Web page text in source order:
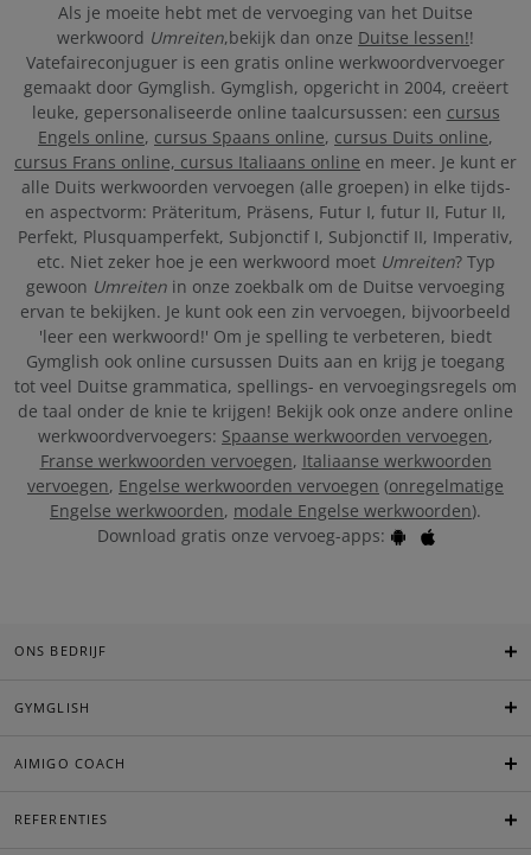
Als je moeite hebt met de vervoeging van het Duitse
werkwoord Umreiten,bekijk dan onze Duitse lessen!!
Vatefaireconjuguer is een gratis online werkwoordvervoeger
gemaakt door Gymglish. Gymglish, opgericht in 2004, creëert
leuke, gepersonaliseerde online taalcursussen: een cursus
Engels online, cursus Spaans online, cursus Duits online,
cursus Frans online, cursus Italiaans online en meer. Je kunt er
alle Duits werkwoorden vervoegen (alle groepen) in elke tijds-
en aspectvorm: Präteritum, Präsens, Futur I, futur II, Futur II,
Perfekt, Plusquamperfekt, Subjonctif I, Subjonctif II, Imperativ,
etc. Niet zeker hoe je een werkwoord moet Umreiten? Typ
gewoon Umreiten in onze zoekbalk om de Duitse vervoeging
ervan te bekijken. Je kunt ook een zin vervoegen, bijvoorbeeld
'leer een werkwoord!' Om je spelling te verbeteren, biedt
Gymglish ook online cursussen Duits aan en krijg je toegang
tot veel Duitse grammatica, spellings- en vervoegingsregels om
de taal onder de knie te krijgen! Bekijk ook onze andere online
werkwoordvervoegers: Spaanse werkwoorden vervoegen,
Franse werkwoorden vervoegen, Italiaanse werkwoorden
vervoegen, Engelse werkwoorden vervoegen (onregelmatige
Engelse werkwoorden, modale Engelse werkwoorden).
Download gratis onze vervoeg-apps:
ONS BEDRIJF
GYMGLISH
AIMIGO COACH
REFERENTIES